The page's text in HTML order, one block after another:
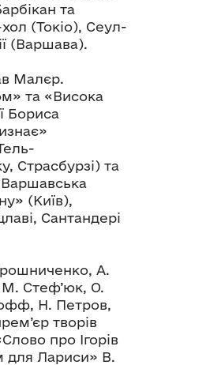
та
(Токіо), Сеул-
(Варшава).
Малєр.
та «Висока
Бориса
Страсбурзі) та
(Київ),
Сантандері
А.
М. Стеф’юк, О.
Н. Петров,
творів
про Ігорів
для Лариси» В.